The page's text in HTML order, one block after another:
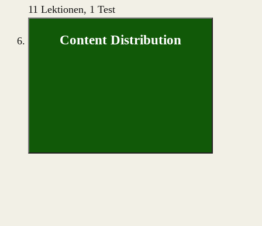
11 Lektionen, 1 Test
Content Distribution